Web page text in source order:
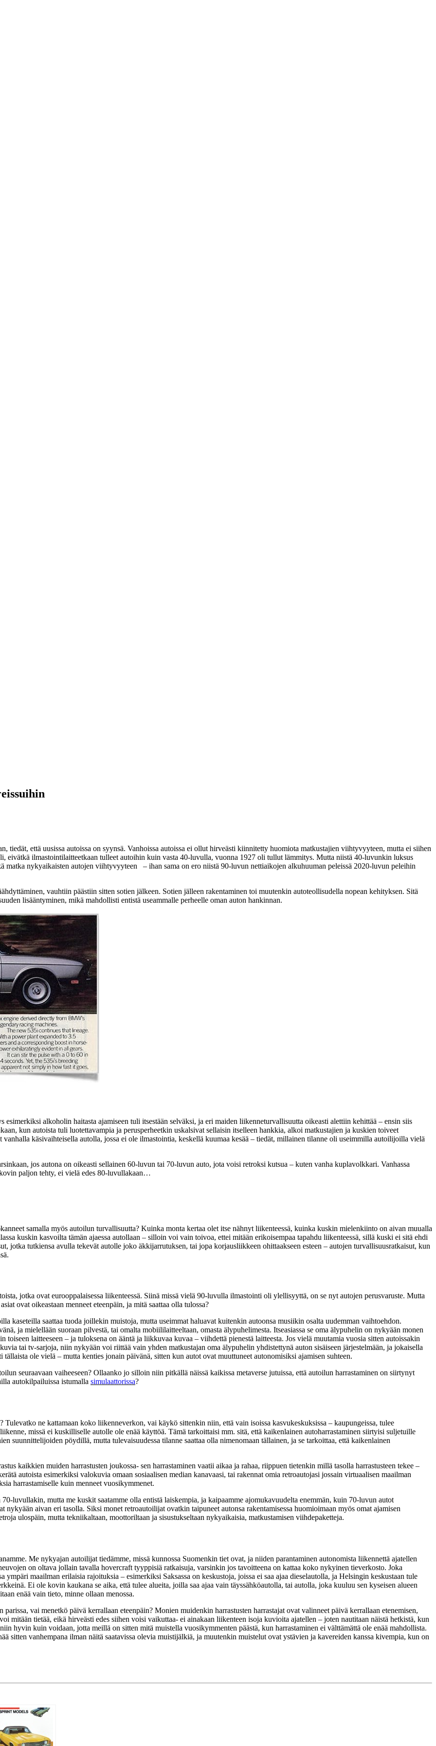
tiedät, että uusissa autoissa on syynsä. Vanhoissa autoissa ei ollut hirveästi kiinnitetty huomiota matkustajien viihtyvyyteen, mutta ei siihen
eivätkä ilmastointilaitteetkaan tulleet autoihin kuin vasta 40-luvulla, vuonna 1927 oli tullut lämmitys. Mutta niistä 40-luvunkin luksus
nykyaikaisten autojen viihtyvyyteen – ihan sama on ero niistä 90-luvun nettiaikojen alkuhuuman peleissä 2020-luvun peleihin
vauhtiin päästiin sitten sotien jälkeen. Sotien jälleen rakentaminen toi muutenkin autoteollisudella nopean kehityksen. Sitä
lisääntyminen, mikä mahdollisti entistä useammalle perheelle oman auton hankinnan.
alkoholin haitasta ajamiseen tuli itsestään selväksi, ja eri maiden liikenneturvallisuutta oikeasti alettiin kehittää – ensin siis
kun autoista tuli luotettavampia ja perusperheetkin uskalsivat sellaisin itselleen hankkia, alkoi matkustajien ja kuskien toiveet
käsivaihteisella autolla, jossa ei ole ilmastointia, keskellä kuumaa kesää – tiedät, millainen tilanne oli useimmilla autoilijoilla vielä
jos autona on oikeasti sellainen 60-luvun tai 70-luvun auto, jota voisi retroksi kutsua – kuten vanha kuplavolkkari. Vanhassa
paljon tehty, ei vielä edes 80-luvullakaan…
samalla myös autoilun turvallisuutta? Kuinka monta kertaa olet itse nähnyt liikenteessä, kuinka kuskin mielenkiinto on aivan muualla
kuskin kasvoilta tämän ajaessa autollaan – silloin voi vain toivoa, ettei mitään erikoisempaa tapahdu liikenteessä, sillä kuski ei sitä ehdi
jotka tutkiensa avulla tekevät autolle joko äkkijarrutuksen, tai jopa korjausliikkeen ohittaakseen esteen – autojen turvallisuusratkaisut, kun
jotka ovat eurooppalaisessa liikenteessä. Siinä missä vielä 90-luvulla ilmastointi oli ylellisyyttä, on se nyt autojen perusvaruste. Mutta
ovat oikeastaan menneet eteenpäin, ja mitä saattaa olla tulossa?
kaseteilla saattaa tuoda joillekin muistoja, mutta useimmat haluavat kuitenkin autoonsa musiikin osalta uudemman vaihtoehdon.
ja mielellään suoraan pilvestä, tai omalta mobiililaitteeltaan, omasta älypuhelimesta. Itseasiassa se oma älypuhelin on nykyään monen
laitteeseen – ja tuloksena on ääntä ja liikkuvaa kuvaa – viihdettä pienestä laitteesta. Jos vielä muutamia vuosia sitten autoissakin
tai tv-sarjoja, niin nykyään voi riittää vain yhden matkustajan oma älypuhelin yhdistettynä auton sisäiseen järjestelmään, ja jokaisella
ole vielä – mutta kenties jonain päivänä, sitten kun autot ovat muuttuneet autonomisiksi ajamisen suhteen.
seuraavaan vaiheeseen? Ollaanko jo silloin niin pitkällä näissä kaikissa metaverse jutuissa, että autoilun harrastaminen on siirtynyt
autokilpailuissa istumalla simulaattorissa?
ne kattamaan koko liikenneverkon, vai käykö sittenkin niin, että vain isoissa kasvukeskuksissa – kaupungeissa, tulee
missä ei kuskilliselle autolle ole enää käyttöä. Tämä tarkoittaisi mm. sitä, että kaikenlainen autoharrastaminen siirtyisi suljetuille
suunnittelijoiden pöydillä, mutta tulevaisuudessa tilanne saattaa olla nimenomaan tällainen, ja se tarkoittaa, että kaikenlainen
kaikkien muiden harrastusten joukossa- sen harrastaminen vaatii aikaa ja rahaa, riippuen tietenkin millä tasolla harrastusteen tekee –
autoista esimerkiksi valokuvia omaan sosiaalisen median kanavaasi, tai rakennat omia retroautojasi jossain virtuaalisen maailman
harrastamiselle kuin menneet vuosikymmenet.
luvullakin, mutta me kuskit saatamme olla entistä laiskempia, ja kaipaamme ajomukavuudelta enemmän, kuin 70-luvun autot
aivan eri tasolla. Siksi monet retroautoilijat ovatkin taipuneet autonsa rakentamisessa huomioimaan myös omat ajamisen
ulospäin, mutta tekniikaltaan, moottoriltaan ja sisustukseltaan nykyaikaisia, matkustamisen viihdepaketteja.
Me nykyajan autoilijat tiedämme, missä kunnossa Suomenkin tiet ovat, ja niiden parantaminen autonomista liikennettä ajatellen
on oltava jollain tavalla hovercraft tyyppisiä ratkaisuja, varsinkin jos tavoitteena on kattaa koko nykyinen tieverkosto. Joka
maailman erilaisia rajoituksia – esimerkiksi Saksassa on keskustoja, joissa ei saa ajaa dieselautolla, ja Helsingin keskustaan tule
Ei ole kovin kaukana se aika, että tulee alueita, joilla saa ajaa vain täyssähköautolla, tai autolla, joka kuuluu sen kyseisen alueen
enää vain tieto, minne ollaan menossa.
vai menetkö päivä kerrallaan eteenpäin? Monien muidenkin harrastusten harrastajat ovat valinneet päivä kerrallaan etenemisen,
mitään tietää, eikä hirveästi edes siihen voisi vaikuttaa- ei ainakaan liikenteen isoja kuvioita ajatellen – joten nautitaan näistä hetkistä, kun
hyvin kuin voidaan, jotta meillä on sitten mitä muistella vuosikymmenten päästä, kun harrastaminen ei välttämättä ole enää mahdollista.
sitten vanhempana ilman näitä saatavissa olevia muistijälkiä, ja muutenkin muistelut ovat ystävien ja kavereiden kanssa kivempia, kun on